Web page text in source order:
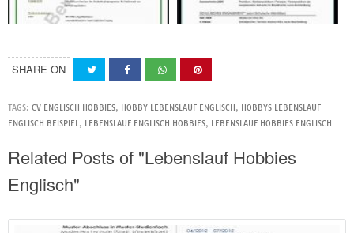
SHARE ON
TAGS: CV ENGLISCH HOBBIES, HOBBY LEBENSLAUF ENGLISCH , HOBBYS LEBENSLAUF
ENGLISCH BEISPIEL, LEBENSLAUF ENGLISCH HOBBIES, LEBENSLAUF HOBBIES ENGLISCH
Related Posts of "Lebenslauf Hobbies
Englisch"